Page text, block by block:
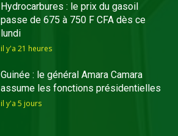
Hydrocarbures : le prix du gasoil
passe de 675 à 750 F CFA dès ce
lundi
il y'a 21 heures
Guinée : le général Amara Camara
assume les fonctions présidentielles
il y'a 5 jours